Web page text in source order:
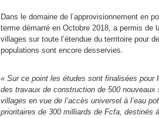
Dans le domaine de l’approvisionnement en
terme démarré en Octobre 2018, a permis de
villages sur toute l’étendue du territoire pour
populations sont encore desservies.
« Sur ce point les études sont finalisées pour
des travaux de construction de 500
villages en vue de l’accès universel à l’eau
prioritaires de 300 milliards de Fcfa,